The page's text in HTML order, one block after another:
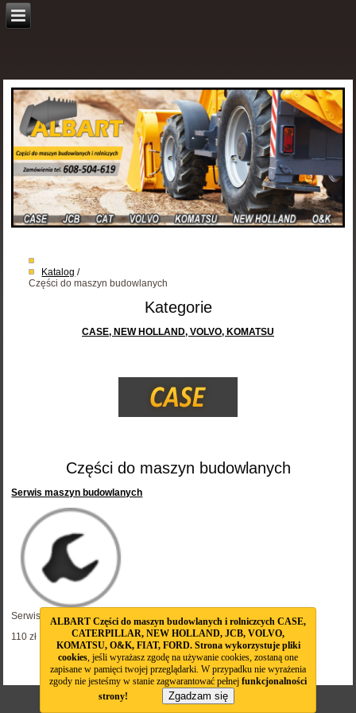
ALBART Części do maszyn budowlanych i rolniczcych CASE,
CATERPILLAR, NEW HOLLAND, JCB, VOLVO,
KOMATSU, O&K, FIAT, FORD. Strona wykorzystuje pliki
cookies, jeśli wyrażasz zgodę na używanie cookies, zostaną one
zapisane w pamięci twojej przeglądarki. W przypadku nie wyrażenia
zgody nie jesteśmy w stanie zagwarantować pełnej funkcjonalności
strony!
Zgadzam się
Katalog /
Części do maszyn budowlanych
Kategorie
CASE, NEW HOLLAND, VOLVO, KOMATSU
Części do maszyn budowlanych
Serwis maszyn budowlanych
Serwis maszyn budowlanych
110 zł
Oferujemy serwis do ...
ALBART 2014